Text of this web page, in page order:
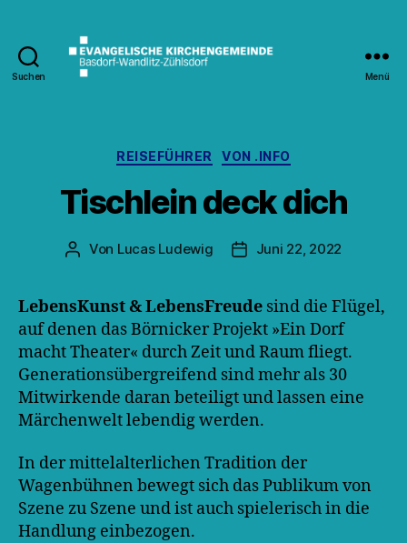
Suchen Menü
Kategorien
REISEFÜHRER VON .INFO
Tischlein deck dich
Beitragsautor
Von Lucas Ludewig Veröffentlichungsdatum
Juni 22, 2022
LebensKunst & LebensFreude sind die Flügel,
auf denen das Börnicker Projekt »Ein Dorf
macht Theater« durch Zeit und Raum fliegt.
Generationsübergreifend sind mehr als 30
Mitwirkende daran beteiligt und lassen eine
Märchenwelt lebendig werden.
In der mittelalterlichen Tradition der
Wagenbühnen bewegt sich das Publikum von
Szene zu Szene und ist auch spielerisch in die
Handlung einbezogen.